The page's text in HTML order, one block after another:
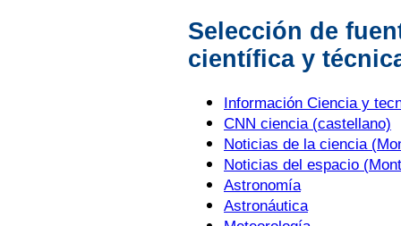
Selección de
científica y
Información Ciencia y
CNN ciencia (castellano)
Noticias de la ciencia
Noticias del espacio
Astronomía
Astronáutica